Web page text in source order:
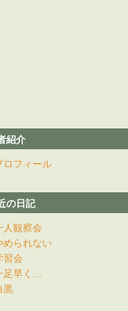
紹介
ロフィール
の日記
人観察会
められない
習会
足早く…
黒